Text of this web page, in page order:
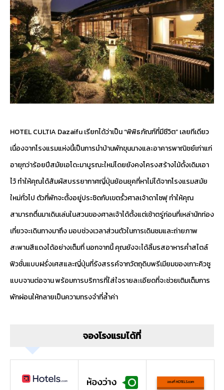
HOTEL CULTIA Dazaifu เรียกได้ว่าเป็น “พิพิธภัณฑ์ที่มีชีวิต” เลยทีเดียว
เนื่องจากโรงแรมแห่งนี้เป็นการนำบ้านพักขุนนางและอาคารพาณิชย์เก่าแก่
อายุกว่าร้อยปีสมัยเอโดะมาบูรณะใหม่โดยยังคงโครงสร้างไม้ดั้งเดิมเอา
ไว้ ทำให้คุณได้สัมผัสบรรยากาศญี่ปุ่นย้อนยุคที่หาไม่ได้จากโรงแรมสมัย
ใหม่ทั่วไป ตัวที่พักจะตั้งอยู่ประชิดกับเขตรั้วศาลเจ้าดาไซฟุ ทำให้คุณ
สามารถตื่นมาเดินเล่นในสวนของศาลเจ้าได้ตั้งแต่เช้าตรู่ก่อนที่เหล่านักท่อง
เที่ยวจะเดินทางมาถึง มอบช่วงเวลาส่วนตัวในการเดินชมและถ่ายภาพ
สะพานสีแดงได้อย่างเต็มที่ นอกจากนี้ คุณยังจะได้ลิ้มรสอาหารค่ำสไตล์
ฟิวชั่นแบบฝรั่งเศสและญี่ปุ่นที่รังสรรค์จากวัตถุดิบพรีเมียมของเกาะคิวชู
แบบจานต่อจาน พร้อมการบริการที่ใส่ใจรายละเอียดที่จะช่วยเติมเต็มการ
พักผ่อนให้กลายเป็นความทรงจำที่ล้ำค่า
จองโรงแรมได้ที่
จองที่ HOTELS.com